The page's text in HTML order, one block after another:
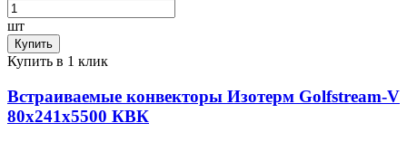
шт
Купить
Купить в 1 клик
Встраиваемые конвекторы Изотерм Golfstream-V
80x241x5500 КВК